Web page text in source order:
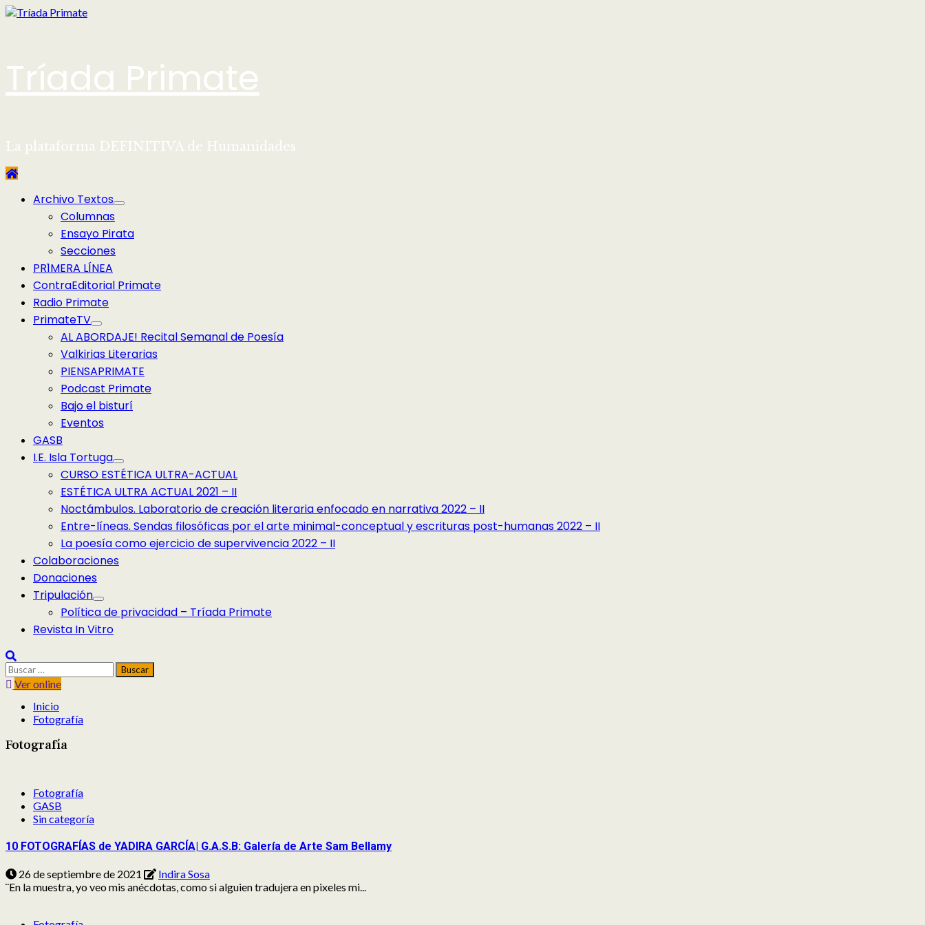
Saltar
Tríada Primate
La plataforma DEFINITIVA de Humanidades
Menú Archivo Textos
Columnas
Ensayo Pirata
Secciones
PR1MERA LÍNEA
ContraEditorial Primate
Radio Primate
PrimateTV
AL ABORDAJE! Recital Semanal de Poesía
Valkirias Literarias
PIENSAPRIMATE
Podcast Primate
Bajo el bisturí
Eventos
GASB
I.E. Isla Tortuga
CURSO ESTÉTICA ULTRA-ACTUAL
ESTÉTICA ULTRA ACTUAL 2021 – II
Noctámbulos. Laboratorio de creación literaria enfocado en narrativa 2022 – II
Entre-líneas. Sendas filosóficas por el arte minimal-conceptual y escrituras post-humanas 2022 – II
La poesía como ejercicio de supervivencia 2022 – II
Colaboraciones
Donaciones
Tripulación
Política de privacidad – Tríada Primate
Revista In Vitro
Buscar:
Ver online
Inicio
Fotografía
Fotografía
Fotografía
GASB
Sin categoría
10 FOTOGRAFÍAS de YADIRA GARCÍA| G.A.S.B: Galería de Arte Sam Bellamy
26 de septiembre de 2021
Indira Sosa
¨En la muestra, yo veo mis anécdotas, como si alguien tradujera en pixeles mi...